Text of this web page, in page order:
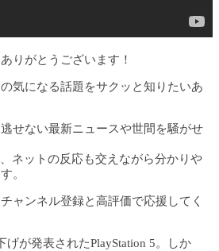
りがとうございます！
気になる話題をサクッと知りたいあ
せない最新ニュースや世間を騒がせ
ネットの反応も交えながら分かりや
。
ャンネル登録と高評価で応援してく
げが発表されたPlayStation 5。しか